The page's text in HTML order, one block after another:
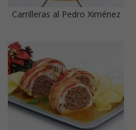
Carrilleras al Pedro Ximénez